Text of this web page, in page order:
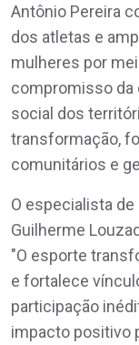
Antônio Pereira
dos atletas e
mulheres por
compromisso da
social dos
transformação,
comunitários e
O especialista
Guilherme
"O esporte
e fortalece
participação
impacto positivo